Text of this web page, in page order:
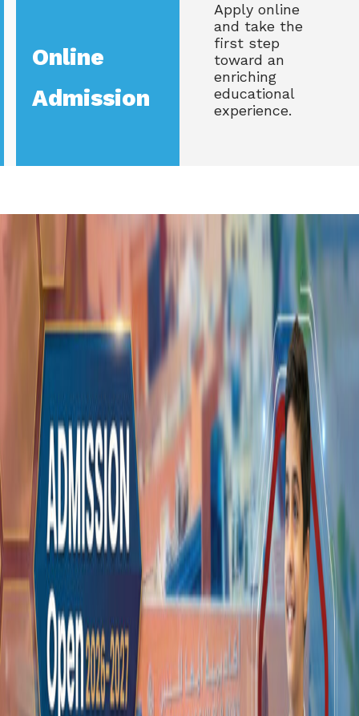
Online
Admission
Apply online
and take the
first step
toward an
enriching
educational
experience.